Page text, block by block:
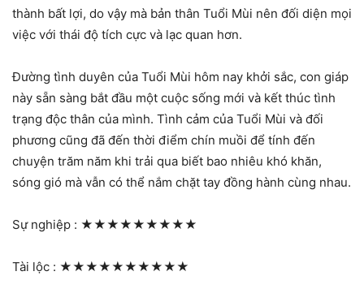
thành bất lợi, do vậy mà bản thân Tuổi Mùi nên đối diện mọi
việc với thái độ tích cực và lạc quan hơn.
Đường tình duyên của Tuổi Mùi hôm nay khởi sắc, con giáp
này sẵn sàng bắt đầu một cuộc sống mới và kết thúc tình
trạng độc thân của mình. Tình cảm của Tuổi Mùi và đối
phương cũng đã đến thời điểm chín muồi để tính đến
chuyện trăm năm khi trải qua biết bao nhiêu khó khăn,
sóng gió mà vẫn có thể nắm chặt tay đồng hành cùng nhau.
Sự nghiệp : ★★★★★★★★★
Tài lộc : ★★★★★★★★★★